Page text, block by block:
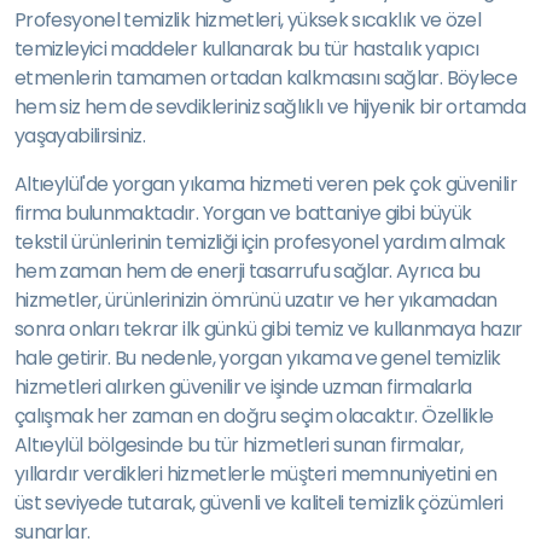
Profesyonel temizlik hizmetleri, yüksek sıcaklık ve özel
temizleyici maddeler kullanarak bu tür hastalık yapıcı
etmenlerin tamamen ortadan kalkmasını sağlar. Böylece
hem siz hem de sevdikleriniz sağlıklı ve hijyenik bir ortamda
yaşayabilirsiniz.
Altıeylül'de yorgan yıkama hizmeti veren pek çok güvenilir
firma bulunmaktadır. Yorgan ve battaniye gibi büyük
tekstil ürünlerinin temizliği için profesyonel yardım almak
hem zaman hem de enerji tasarrufu sağlar. Ayrıca bu
hizmetler, ürünlerinizin ömrünü uzatır ve her yıkamadan
sonra onları tekrar ilk günkü gibi temiz ve kullanmaya hazır
hale getirir. Bu nedenle, yorgan yıkama ve genel temizlik
hizmetleri alırken güvenilir ve işinde uzman firmalarla
çalışmak her zaman en doğru seçim olacaktır. Özellikle
Altıeylül bölgesinde bu tür hizmetleri sunan firmalar,
yıllardır verdikleri hizmetlerle müşteri memnuniyetini en
üst seviyede tutarak, güvenli ve kaliteli temizlik çözümleri
sunarlar.